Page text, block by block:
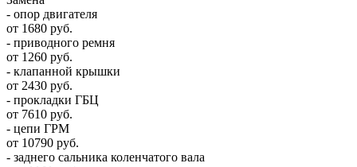
- опор двигателя
от 1680 руб.
- приводного ремня
от 1260 руб.
- клапанной крышки
от 2430 руб.
- прокладки ГБЦ
от 7610 руб.
- цепи ГРМ
от 10790 руб.
- заднего сальника коленчатого вала